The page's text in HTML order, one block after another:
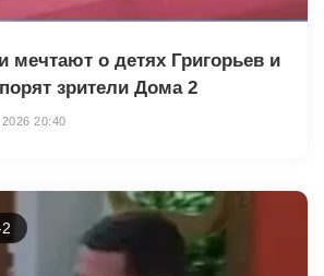
мечтают о детях Григорьев и
зрители Дома 2
20:40